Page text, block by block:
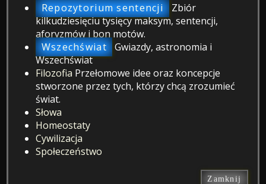
Repozytorium sentencji
Zbiór
kilkudziesięciu tysięcy maksym, sentencji,
aforyzmów i bon motów.
Wszechświat Gwiazdy, astronomia i
Wszechświat
Filozofia Przełomowe idee oraz koncepcje
stworzone przez tych, którzy chcą zrozumieć
świat.
Słowa
Homeostaty
Cywilizacja
Społeczeństwo
Zamknij